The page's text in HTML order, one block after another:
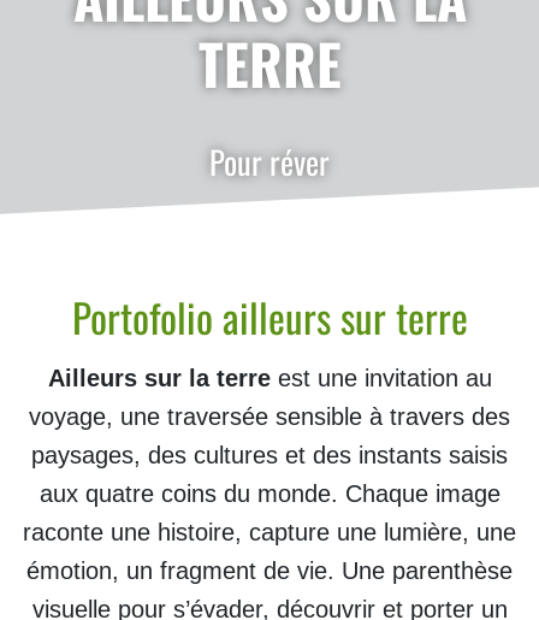
TERRE
Pour réver
Portofolio ailleurs sur terre
Ailleurs sur la terreest une invitation au
voyage, une traversée sensible à travers des
paysages, des cultures et des instants saisis
aux quatre coins du monde. Chaque image
raconte une histoire, capture une lumière, une
émotion, un fragment de vie. Une parenthèse
visuelle pour s’évader, découvrir et porter un